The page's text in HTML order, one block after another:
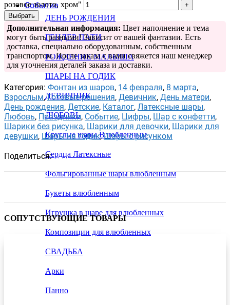
Событие
ДЕНЬ РОЖДЕНИЯ
ГЕНДЕР ПАТИ
РОЖДЕНИЕ МАЛЫША
ШАРЫ НА ГОДИК
ДЕВИЧНИК
ЛЮБОВЬ
Круглые шары Влюбленным
Сердца Латексные
Фольгированные шары влюбленным
Букеты влюбленным
Игрушка в шаре для влюбленных
Композиции для влюбленных
СВАДЬБА
Арки
Панно
розовое золото, хром"
Выбрать
Дополнительная информация: Цвет наполнение и тема
могут быть разными! Зависит от вашей фантазии. Есть
доставка, специально оборудованным, собственным
транспортом. После заказа с вами свяжется наш менеджер
для уточнения деталей заказа и доставки.
Категория: Фонтан из шаров, 14 февраля, 8 марта,
Взрослым, Готовые решения, Девичник, День матери,
День рождения, Детские, Каталог, Латексные шары,
Любовь, Праздники, Событие, Цифры, Шар с конфетти,
Шарики без рисунка, Шарики для девочки, Шарики для
девушки, Шары на годик, Шары с рисунком
Поделиться:
СОПУТСТВУЮЩИЕ ТОВАРЫ